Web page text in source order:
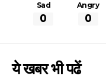
Sad
0
Angry
0
ये खबर भी पढें